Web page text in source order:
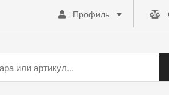
Профиль